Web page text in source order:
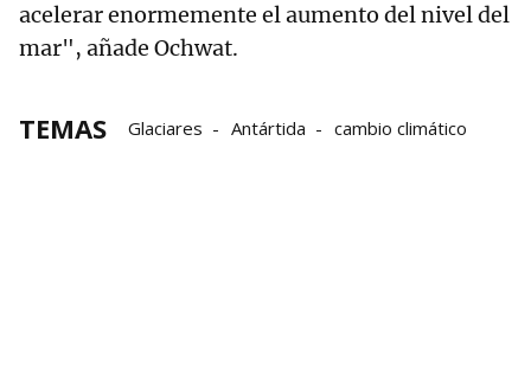
acelerar enormemente el aumento del nivel del
mar", añade Ochwat.
TEMAS Glaciares Antártida cambio climático